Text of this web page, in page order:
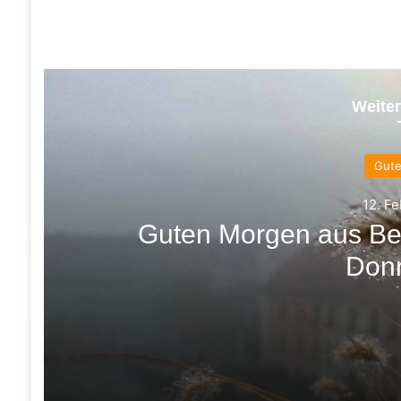
12.
Guten Morgen aus
12. Februar 2026
Guten Morgen aus Bernau und einen